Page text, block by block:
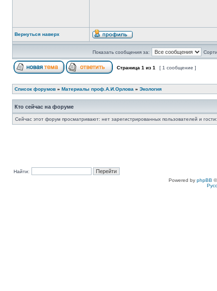
Вернуться наверх
Показать сообщения за:
Страница 1 из 1 [ 1 сообщение ]
Список форумов » Материалы проф.А.И.Орлова » Экология
Кто сейчас на форуме
Сейчас этот форум просматривают: нет зарегистрированных пользователей и
Найти:
Powered by phpBB